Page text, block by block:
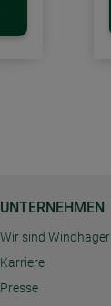
UNTERNEHMEN
Wir sind Windhager
Karriere
Presse